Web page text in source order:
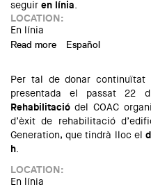
seguir en línia.
LOCATION:
En línia
Read more about Jornada:
Español
Per tal de donar
presentada el passat 22
Rehabilitació del COAC
d’èxit de rehabilitació
Generation, que tindrà lloc el
h.
LOCATION:
En línia